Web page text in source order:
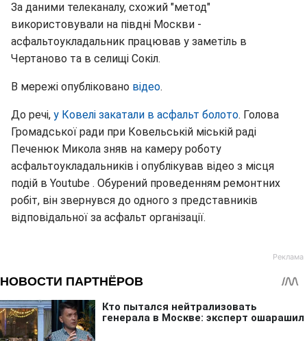
За даними телеканалу, схожий "метод"
використовували на півдні Москви -
асфальтоукладальник працював у заметіль в
Чертаново та в селищі Сокіл.
В мережі опубліковано відео.
До речі, у Ковелі закатали в асфальт болото. Голова
Громадської ради при Ковельській міській раді
Печенюк Микола зняв на камеру роботу
асфальтоукладальників і опублікував відео з місця
подій в Youtube . Обурений проведенням ремонтних
робіт, він звернувся до одного з представників
відповідальної за асфальт організації.